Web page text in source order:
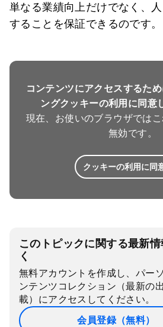
単なる業績向上だけでなく、
することを保証できるのです。
コンテンツにアクセスするた
ングクッキーの利用に同意
現在、お使いのブラウザでは
無効です。
クッキーの利用に同
このトピックに関する最新
く
無料アカウントを作成し、パー
ンテンツコレクション（最新の
載）にアクセスしてください。
会員登録（無料）